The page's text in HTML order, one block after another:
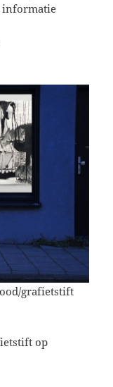
informatie
grafietstift
op